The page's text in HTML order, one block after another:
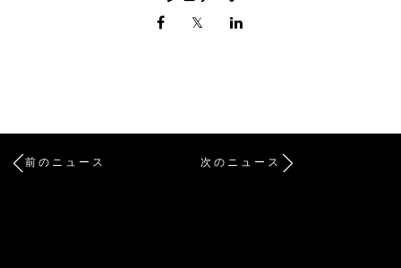
前のニュース 次のニュース